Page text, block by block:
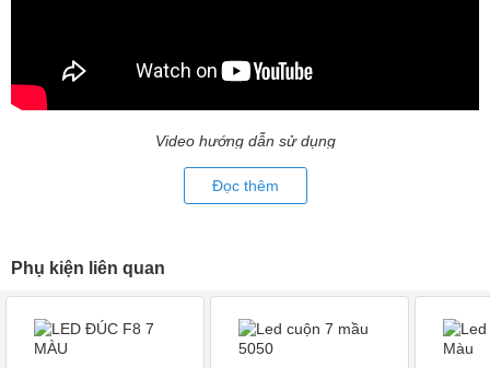
Video hướng dẫn sử dụng
Đọc thêm
Phụ kiện liên quan